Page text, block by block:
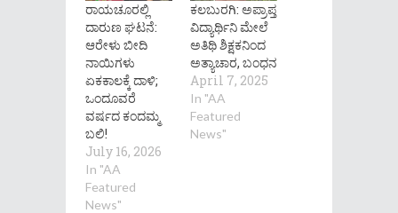
ರಾಯಚೂರಲ್ಲಿ
ದಾರುಣ ಘಟನೆ:
ಆರೇಳು ಬೀದಿ
ನಾಯಿಗಳು
ಏಕಕಾಲಕ್ಕೆ ದಾಳಿ;
ಒಂದೂವರೆ
ವರ್ಷದ ಕಂದಮ್ಮ
ಬಲಿ!
July 16, 2026
In "AA
Featured
News"
ಕಲಬುರಗಿ: ಅಪ್ರಾಪ್ತ
ವಿದ್ಯಾರ್ಥಿನಿ ಮೇಲೆ
ಅತಿಥಿ ಶಿಕ್ಷಕನಿಂದ
ಅತ್ಯಾಚಾರ, ಬಂಧನ
April 7, 2025
In "AA
Featured
News"